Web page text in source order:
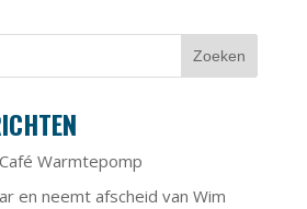
Warmtepomp
en neemt afscheid van Wim